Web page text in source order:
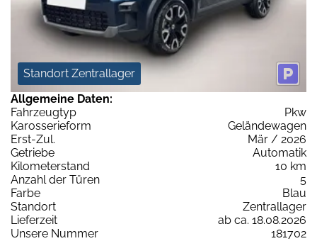
Standort Zentrallager
Allgemeine Daten:
Fahrzeugtyp
Pkw
Karosserieform
Geländewagen
Erst-Zul.
Mär / 2026
Getriebe
Automatik
Kilometerstand
10 km
Anzahl der Türen
5
Farbe
Blau
Standort
Zentrallager
Lieferzeit
ab ca. 18.08.2026
Unsere Nummer
181702